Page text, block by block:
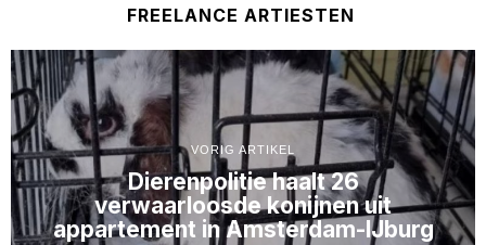
FREELANCE ARTIESTEN
VORIG ARTIKEL
Dierenpolitie haalt 26
verwaarloosde konijnen uit
appartement in Amsterdam-IJburg